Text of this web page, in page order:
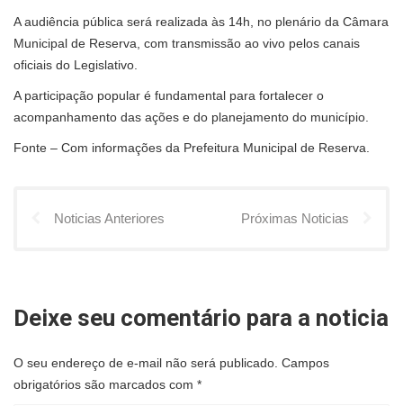
A audiência pública será realizada às 14h, no plenário da Câmara
Municipal de Reserva, com transmissão ao vivo pelos canais
oficiais do Legislativo.
A participação popular é fundamental para fortalecer o
acompanhamento das ações e do planejamento do município.
Fonte – Com informações da Prefeitura Municipal de Reserva.
Noticias Anteriores Próximas Noticias
Deixe seu comentário para a noticia
O seu endereço de e-mail não será publicado. Campos
obrigatórios são marcados com *